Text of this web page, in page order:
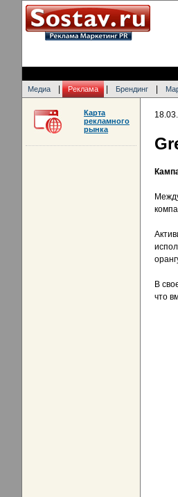
Медиа Реклама Брендинг
В
что
Карта
рекламного
рынка